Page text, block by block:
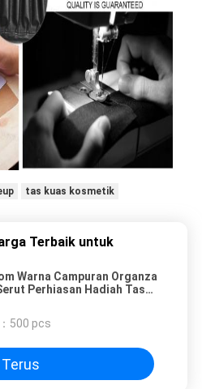
tas kuas kosmetik
Terbaik untuk
Warna Campuran Organza
Perhiasan Hadiah Tas
500 pcs
Terus